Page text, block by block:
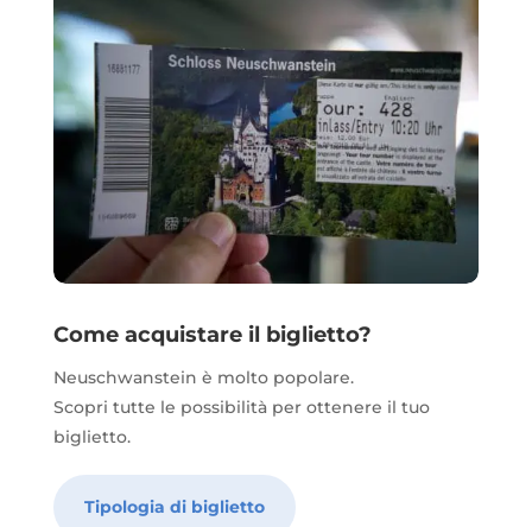
Come acquistare il biglietto?
Neuschwanstein è molto popolare.
Scopri tutte le possibilità per ottenere il tuo
biglietto.
Tipologia di biglietto